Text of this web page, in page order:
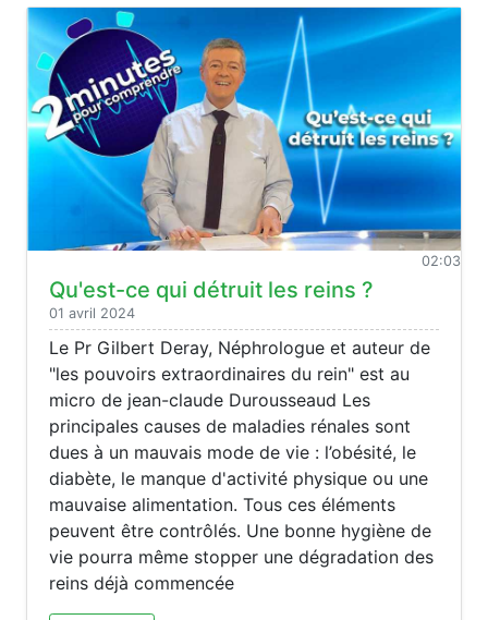
02:03
Qu'est-ce qui détruit les reins ?
01 avril 2024
Le Pr Gilbert Deray, Néphrologue et auteur de
"les pouvoirs extraordinaires du rein" est au
micro de jean-claude Durousseaud Les
principales causes de maladies rénales sont
dues à un mauvais mode de vie : l’obésité, le
diabète, le manque d'activité physique ou une
mauvaise alimentation. Tous ces éléments
peuvent être contrôlés. Une bonne hygiène de
vie pourra même stopper une dégradation des
reins déjà commencée